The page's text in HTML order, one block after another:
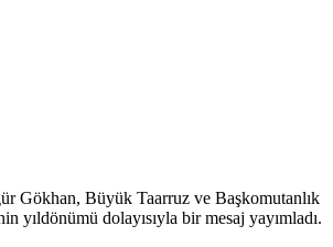
Gökhan, Büyük Taarruz ve Başkomutanlık
yıldönümü dolayısıyla bir mesaj yayımladı.